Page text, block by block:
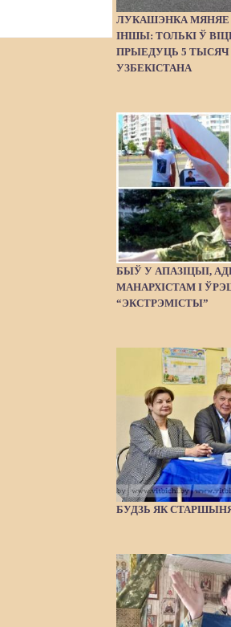
ЛУКАШЭНКА МЯНЯЕ
ІНШЫ: ТОЛЬКІ Ў
ПРЫЕДУЦЬ 5 ТЫСЯЧ
УЗБЕКІСТАНА
БЫЎ У АПАЗІЦЫІ,
МАНАРХІСТАМ І
“ЭКСТРЭМІСТЫ”
БУДЗЬ ЯК